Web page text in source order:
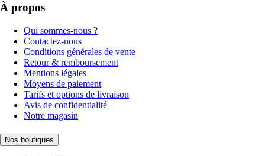
À propos
Qui sommes-nous ?
Contactez-nous
Conditions générales de vente
Retour & remboursement
Mentions légales
Moyens de paiement
Tarifs et options de livraison
Avis de confidentialité
Notre magasin
Nos boutiques